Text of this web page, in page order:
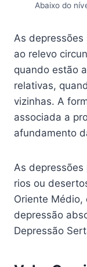
Abaixo do
As depressões
ao relevo
quando estão
relativas,
vizinhas. A
associada a
afundamento
As depressões
rios ou
Oriente Médio,
depressão
Depressão